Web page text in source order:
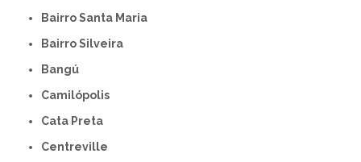
Bairro Santa Maria
Bairro Silveira
Bangú
Camilópolis
Cata Preta
Centreville